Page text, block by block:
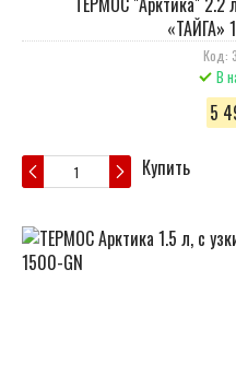
«ТАЙГА»
Код:
В
5
Купить